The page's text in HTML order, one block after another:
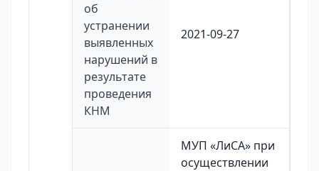
об
устранении
выявленных
нарушений в
результате
проведения
КНМ
2021-09-27
МУП «ЛиСА» при
осуществлении